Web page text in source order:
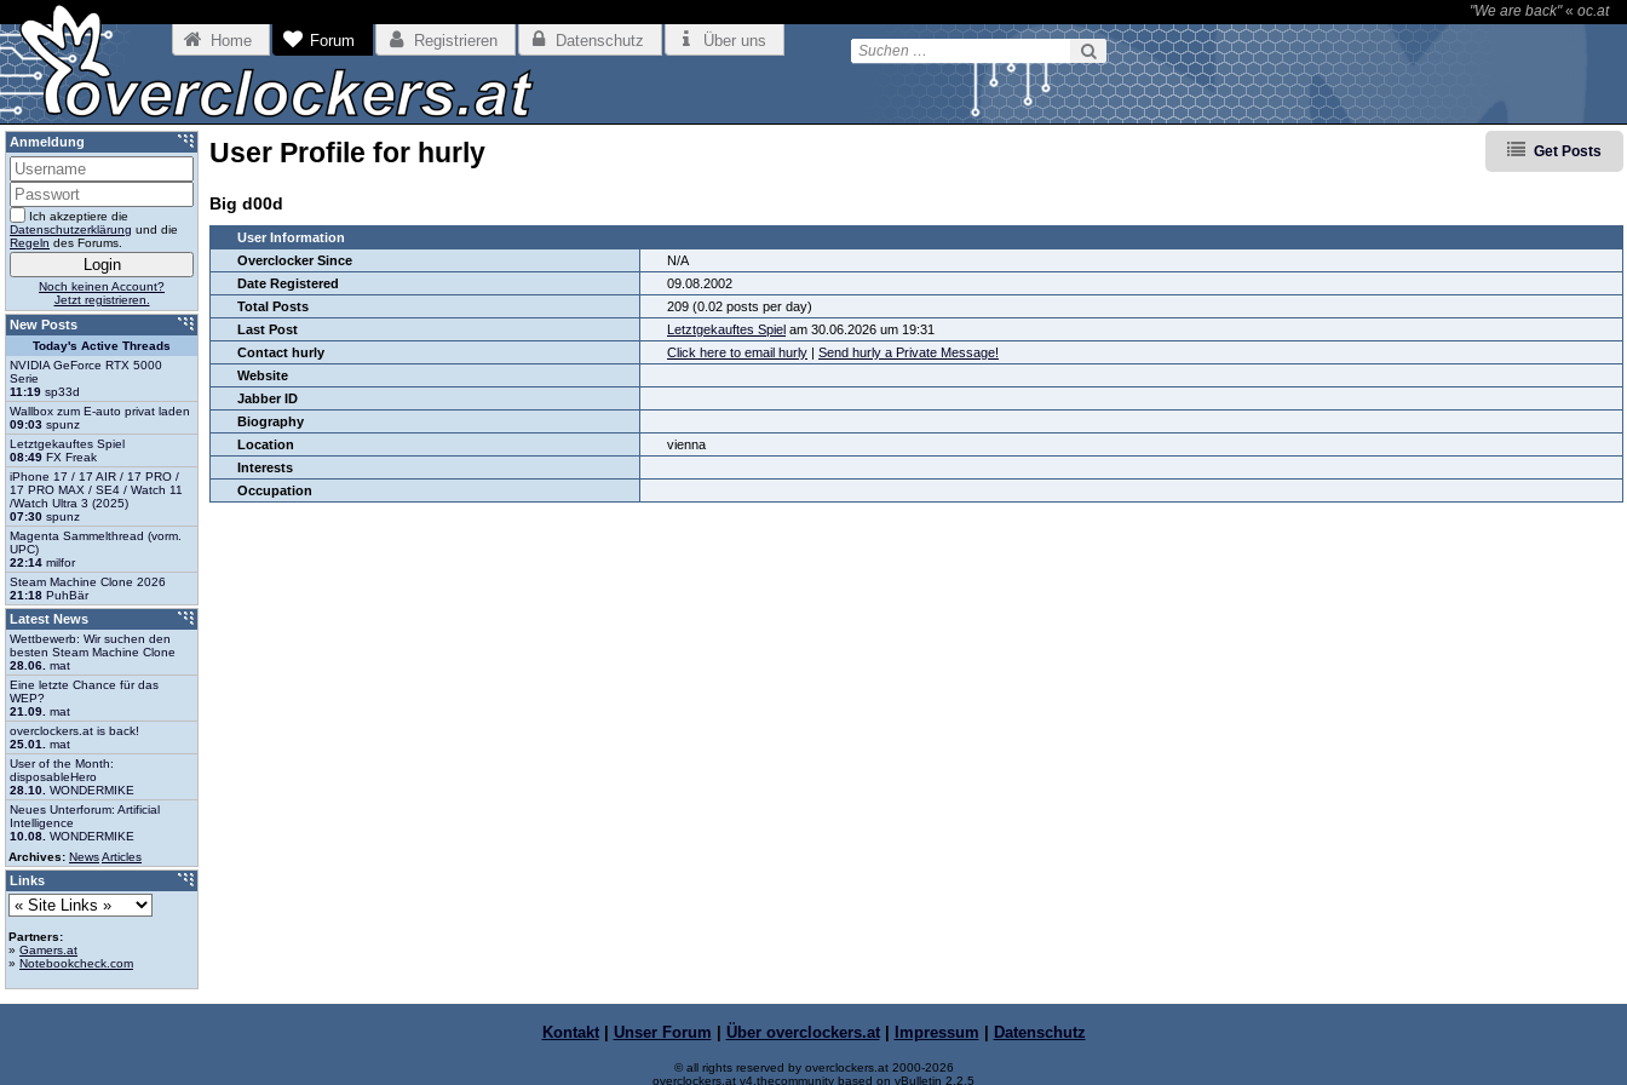
"We are back"« oc.at
Home Forum Registrieren Datenschutz Über uns
User Profile for hurly Get Posts
Big d00d
User Information
Overclocker Since
N/A
Date Registered
09.08.2002
Total Posts
209 (0.02 posts per day)
Last Post
Letztgekauftes Spiel am 30.06.2026 um 19:31
Contact hurly
Click here to email hurly | Send hurly a Private Message!
Website
Jabber ID
Biography
Location
vienna
Interests
Occupation
Anmeldung
Ich akzeptiere die
Datenschutzerklärung und die
Regeln des Forums.
Noch keinen Account?
Jetzt registrieren.
New Posts
Today's Active Threads
NVIDIA GeForce RTX 5000
Serie
11:19 sp33d
Wallbox zum E-auto privat laden
09:03 spunz
Letztgekauftes Spiel
08:49 FX Freak
iPhone 17 / 17 AIR / 17 PRO /
17 PRO MAX / SE4 / Watch 11
/Watch Ultra 3 (2025)
07:30 spunz
Magenta Sammelthread (vorm.
UPC)
22:14 milfor
Steam Machine Clone 2026
21:18 PuhBär
Latest News
Wettbewerb: Wir suchen den
besten Steam Machine Clone
28.06. mat
Eine letzte Chance für das
WEP?
21.09. mat
overclockers.at is back!
25.01.
mat
User of the Month:
disposableHero
28.10. WONDERMIKE
Neues Unterforum: Artificial
Intelligence
10.08. WONDERMIKE
Archives: NewsArticles
Links
Partners:
» Gamers.at
» Notebookcheck.com
Kontakt| Unser Forum | Über overclockers.at| Impressum | Datenschutz
© all rights reserved by overclockers.at 2000-2026
overclockers.at v4.thecommunity based on vBulletin 2.2.5